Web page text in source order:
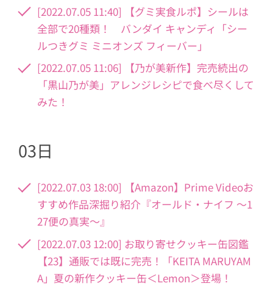
[2022.07.05 11:40] 【グミ実食ルポ】シールは
全部で20種類！ バンダイ キャンディ「シー
ルつきグミ ミニオンズ フィーバー」
[2022.07.05 11:06] 【乃が美新作】完売続出の
「黒山乃が美」アレンジレシピで食べ尽くして
みた！
03日
[2022.07.03 18:00] 【Amazon】Prime Videoお
すすめ作品深掘り紹介『オールド・ナイフ 〜1
27便の真実〜』
[2022.07.03 12:00] お取り寄せクッキー缶図鑑
【23】通販では既に完売！「KEITA MARUYAM
A」夏の新作クッキー缶＜Lemon＞登場！